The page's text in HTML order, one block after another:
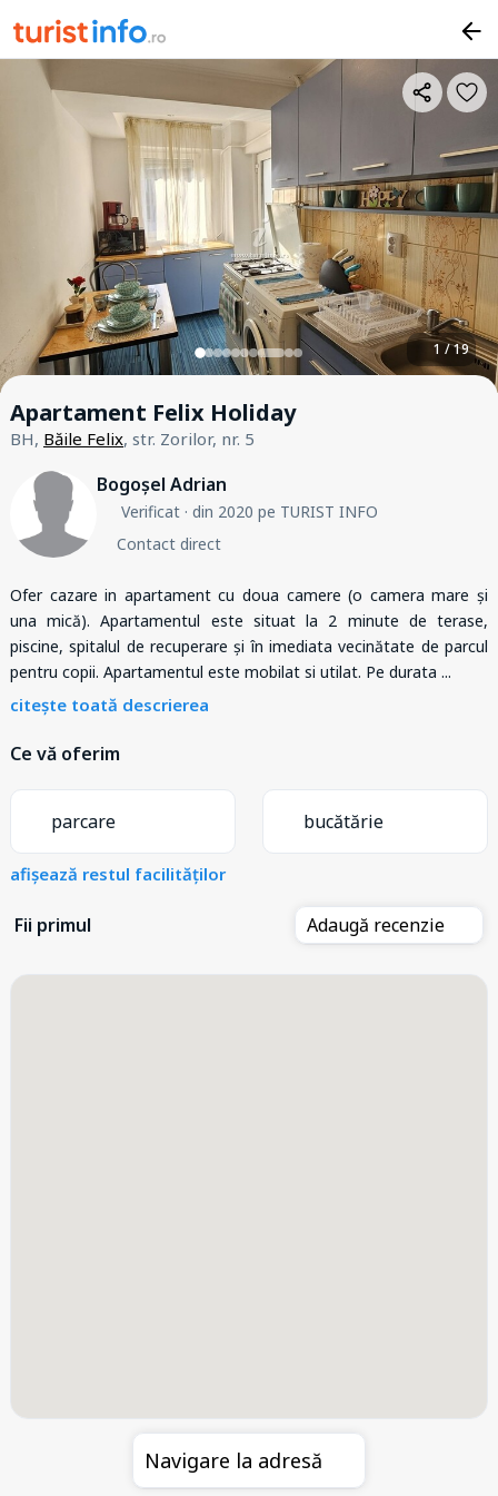
1 / 19
Apartament Felix Holiday
BH, Băile Felix, str. Zorilor, nr. 5
Bogoșel Adrian
Verificat· din 2020 pe TURIST INFO
Contact direct
Ofer cazare in apartament cu doua camere (o camera mare și
una mică). Apartamentul este situat la 2 minute de terase,
piscine, spitalul de recuperare și în imediata vecinătate de parcul
pentru copii. Apartamentul este mobilat si utilat. Pe durata ...
citește toată descrierea
Ce vă oferim
parcare bucătărie
afișează restul facilităților
Fii primul Adaugă recenzie
Navigare la adresă